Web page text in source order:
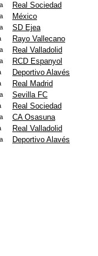
Real Sociedad
México
SD Ejea
Rayo Vallecano
Real Valladolid
RCD Espanyol
Deportivo Alavés
Real Madrid
Sevilla FC
Real Sociedad
CA Osasuna
Real Valladolid
Deportivo Alavés